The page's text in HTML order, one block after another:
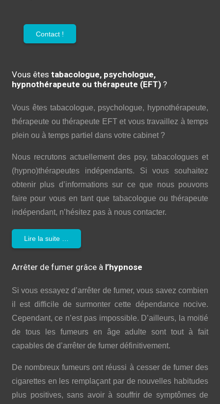
Contact !
Vous êtes tabacologue, psychologue,
hypnothérapeute ou thérapeute (EFT) ?
Vous êtes tabacologue, psychologue, hypnothérapeute,
thérapeute ou thérapeute EFT et vous travaillez à temps
plein ou à temps partiel dans votre cabinet ?
Nous recrutons actuellement des psy, tabacologues et
(hypno)thérapeutes indépendants. Si vous souhaitez
obtenir plus d’informations sur ce que nous pouvons
faire pour vous en tant que tabacologue ou thérapeute
indépendant, n’hésitez pas à nous contacter.
Lire la suite …
Arrêter de fumer grâce à l’hypnose
Si vous essayez d’arrêter de fumer, vous savez combien
il est difficile de surmonter cette dépendance nocive.
Cependant, ce n’est pas impossible. D’ailleurs, la moitié
de tous les fumeurs en âge adulte sont tout à fait
capables de d’arrêter de fumer définitivement.
De nombreux fumeurs ont réussi à cesser de fumer des
cigarettes en les remplaçant par de nouvelles habitudes
plus positives, sans avoir à souffrir de symptômes de